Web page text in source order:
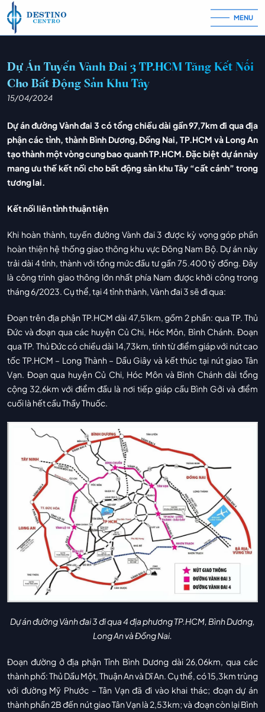
MENU
Dự Án Tuyến Vành Đai 3 TP.HCM Tăng Kết Nối
Cho Bất Động Sản Khu Tây
15/04/2024
Dự án đường Vành đai 3 có tổng chiều dài gần 97,7km đi qua địa
phận các tỉnh, thành Bình Dương, Đồng Nai, TP.HCM và Long An
tạo thành một vòng cung bao quanh TP.HCM. Đặc biệt dự án này
mang ưu thế kết nối cho bất động sản khu Tây “cất cánh” trong
tương lai.
Kết nối liên tỉnh thuận tiện
Khi hoàn thành, tuyến đường Vành đai 3 được kỳ vọng góp phần
hoàn thiện hệ thống giao thông khu vực Đông Nam Bộ. Dự án này
trải dài 4 tỉnh, thành với tổng mức đầu tư gần 75.400 tỷ đồng. Đây
là công trình giao thông lớn nhất phía Nam được khởi công trong
tháng 6/2023. Cụ thể, tại 4 tỉnh thành, Vành đai 3 sẽ đi qua:
Đoạn trên địa phận TP.HCM dài 47,51km, gồm 2 phần: qua TP. Thủ
Đức và đoạn qua các huyện Củ Chi, Hóc Môn, Bình Chánh. Đoạn
qua TP. Thủ Đức có chiều dài 14,73km, tính từ điểm giáp với nút cao
tốc TP.HCM – Long Thành – Dầu Giây và kết thúc tại nút giao Tân
Vạn. Đoạn qua huyện Củ Chi, Hóc Môn và Bình Chánh dài tổng
cộng 32,6km với điểm đầu là nơi tiếp giáp cầu Bình Gởi và điểm
cuối là hết cầu Thầy Thuốc.
Dự án đường Vành đai 3 đi qua 4 địa phương TP.HCM, Bình Dương,
Long An và Đồng Nai.
Đoạn đường ở địa phận Tỉnh Bình Dương dài 26,06km, qua các
thành phố: Thủ Dầu Một, Thuận An và Dĩ An. Cụ thể, có 15,3km trùng
với đường Mỹ Phước – Tân Vạn đã đi vào khai thác; đoạn dự án
thành phần 2B đến nút giao Tân Vạn là 2,53km; và đoạn còn lại Bình